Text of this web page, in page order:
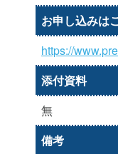
お申し込みは
https://
添付資料
無
備考